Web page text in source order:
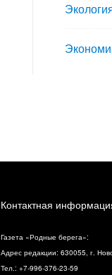
Контактная
Газета «Родные берега»:
Адрес редакции: 630055, г.
Тел.: +7-996-376-23-59